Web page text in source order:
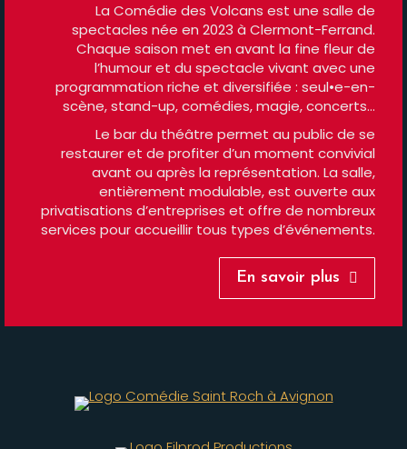
La Comédie des Volcans est une salle de
spectacles née en 2023 à Clermont-Ferrand.
Chaque saison met en avant la fine fleur de
l’humour et du spectacle vivant avec une
programmation riche et diversifiée : seul•e-en-
scène, stand-up, comédies, magie, concerts…
Le bar du théâtre permet au public de se
restaurer et de profiter d’un moment convivial
avant ou après la représentation. La salle,
entièrement modulable, est ouverte aux
privatisations d’entreprises et offre de nombreux
services pour accueillir tous types d’événements.
En savoir plus